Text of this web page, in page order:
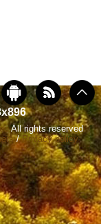
All rights reserved
/Privacy policy